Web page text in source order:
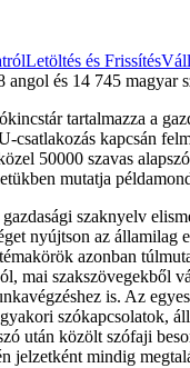
Letöltés és Frissítés
angol és 14 745 magyar
tartalmazza a
csatlakozás kapcsán
50000 szavas
mutatja
szaknyelv
nyújtson az államilag
azonban
mai szakszövegekből
is. Az
szókapcsolatok,
után közölt szófaji
jelzetként mindig